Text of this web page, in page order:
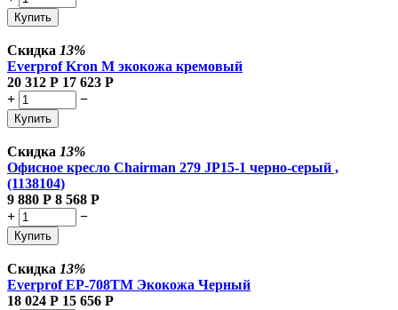
Купить
Скидка 13%
Everprof Kron M экокожа кремовый
20 312 Р 17 623 Р
+
−
Купить
Скидка 13%
Офисное кресло Chairman 279 JP15-1 черно-серый ,
(1138104)
9 880 Р 8 568 Р
+
−
Купить
Скидка 13%
Everprof EP-708TM Экокожа Черный
18 024 Р 15 656 Р